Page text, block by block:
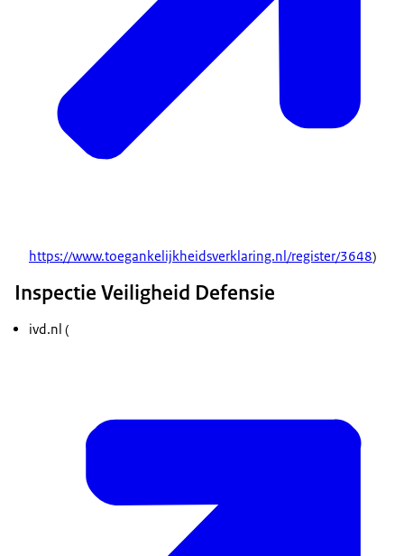
https://www.toegankelijkheidsverklaring.nl/register/3648)
Inspectie Veiligheid Defensie
ivd.nl (